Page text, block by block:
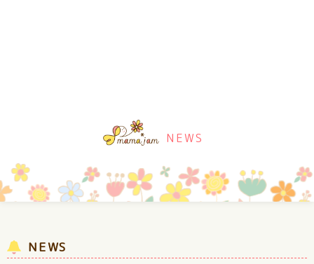
NEWS
NEWS